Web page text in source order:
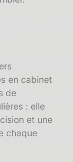
en cabinet
de
: elle
et une
chaque